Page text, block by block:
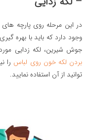
در این مرحله روی پارچه
وجود دارد که باید با بهره
جوش شیرین، لکه زدایی
بردن لکه خون روی لباس را
توانید از آن استفاده نمایید.